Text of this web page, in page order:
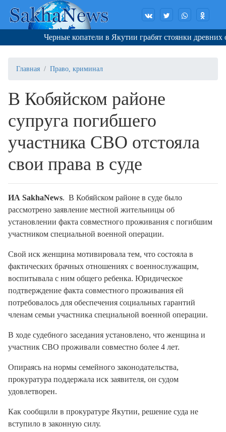
Черные копатели в Якутии грабят стоянки древних
Главная Право, криминал
В Кобяйском районе
супруга погибшего
участника СВО отстояла
свои права в суде
ИА SakhaNews. В Кобяйском районе в суде было
рассмотрено заявление местной жительницы об
установлении факта совместного проживания с погибшим
участником специальной военной операции.
Свой иск женщина мотивировала тем, что состояла в
фактических брачных отношениях с военнослужащим,
воспитывала с ним общего ребенка. Юридическое
подтверждение факта совместного проживания ей
потребовалось для обеспечения социальных гарантий
членам семьи участника специальной военной операции.
В ходе судебного заседания установлено, что женщина и
участник СВО проживали совместно более 4 лет.
Опираясь на нормы семейного законодательства,
прокуратура поддержала иск заявителя, он судом
удовлетворен.
Как сообщили в прокуратуре Якутии, решение суда не
вступило в законную силу.